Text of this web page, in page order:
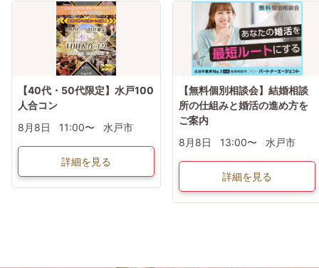
【40代・50代限定】水戸100
人合コン
8月8日
11:00〜 水戸市
詳細を見る
【無料個別相談会】結婚相談
所の仕組みと婚活の進め方を
ご案内
8月8日
13:00〜 水戸市
詳細を見る